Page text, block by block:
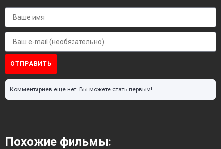
ОТПРАВИТЬ
Комментариев еще нет. Вы можете стать первым!
Похожие фильмы: